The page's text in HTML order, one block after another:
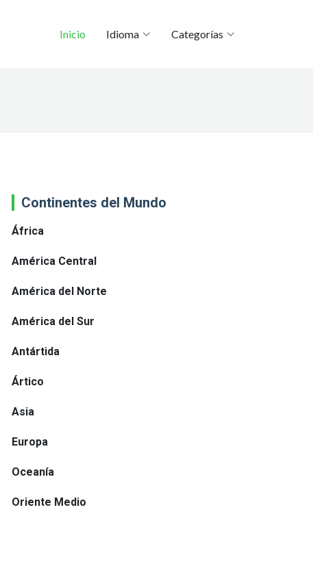
Inicio Idioma Categorías
Continentes del Mundo
África
América Central
América del Norte
América del Sur
Antártida
Ártico
Asia
Europa
Oceanía
Oriente Medio